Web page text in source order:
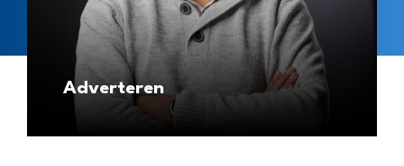
Adverteren